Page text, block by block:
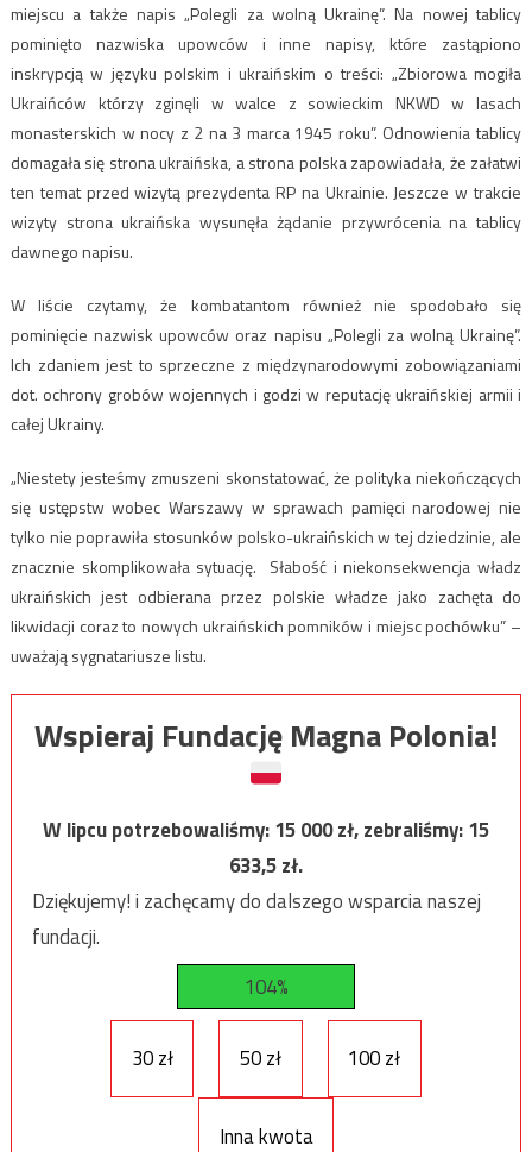
miejscu a także napis „Polegli za wolną Ukrainę”. Na nowej tablicy
pominięto nazwiska upowców i inne napisy, które zastąpiono
inskrypcją w języku polskim i ukraińskim o treści: „Zbiorowa mogiła
Ukraińców którzy zginęli w walce z sowieckim NKWD w lasach
monasterskich w nocy z 2 na 3 marca 1945 roku”. Odnowienia tablicy
domagała się strona ukraińska, a strona polska zapowiadała, że załatwi
ten temat przed wizytą prezydenta RP na Ukrainie. Jeszcze w trakcie
wizyty strona ukraińska wysunęła żądanie przywrócenia na tablicy
dawnego napisu.
W liście czytamy, że kombatantom również nie spodobało się
pominięcie nazwisk upowców oraz napisu „Polegli za wolną Ukrainę”.
Ich zdaniem jest to sprzeczne z międzynarodowymi zobowiązaniami
dot. ochrony grobów wojennych i godzi w reputację ukraińskiej armii i
całej Ukrainy.
„Niestety jesteśmy zmuszeni skonstatować, że polityka niekończących
się ustępstw wobec Warszawy w sprawach pamięci narodowej nie
tylko nie poprawiła stosunków polsko-ukraińskich w tej dziedzinie, ale
znacznie skomplikowała sytuację. Słabość i niekonsekwencja władz
ukraińskich jest odbierana przez polskie władze jako zachęta do
likwidacji coraz to nowych ukraińskich pomników i miejsc pochówku” –
uważają sygnatariusze listu.
Wspieraj Fundację Magna Polonia!
W lipcu potrzebowaliśmy:15 000zł, zebraliśmy:15
633,5zł.
Dziękujemy! i zachęcamy do dalszego wsparcia naszej
fundacji.
104%
30 zł 50 zł 100 zł
Inna kwota